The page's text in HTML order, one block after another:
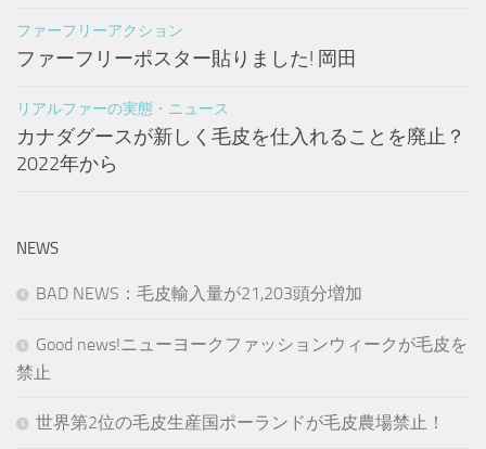
ファーフリーアクション
ファーフリーポスター貼りました! 岡田
リアルファーの実態・ニュース
カナダグースが新しく毛皮を仕入れることを廃止？
2022年から
NEWS
BAD NEWS：毛皮輸入量が21,203頭分増加
Good news!ニューヨークファッションウィークが毛皮を
禁止
世界第2位の毛皮生産国ポーランドが毛皮農場禁止！